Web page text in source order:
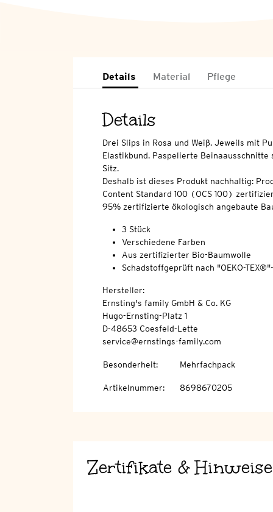
Details Material Pflege
Details
Drei Slips in Rosa und Weiß. Jeweils mit
Elastikbund. Paspelierte
Sitz.
Deshalb ist dieses Produkt nachhaltig:
Content Standard 100 (OCS 100)
95% zertifizierte ökologisch angebaute
3 Stück
Verschiedene Farben
Aus zertifizierter Bio-Baumwolle
Schadstoffgeprüft nach "OEKO-
Hersteller:
Ernsting's family GmbH & Co. KG
Hugo-Ernsting-Platz 1
D-48653 Coesfeld-Lette
service@ernstings-family.com
Besonderheit: Mehrfachpack
Artikelnummer: 8698670205
Zertifikate & Hinweise